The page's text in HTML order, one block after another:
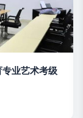
业艺术考级